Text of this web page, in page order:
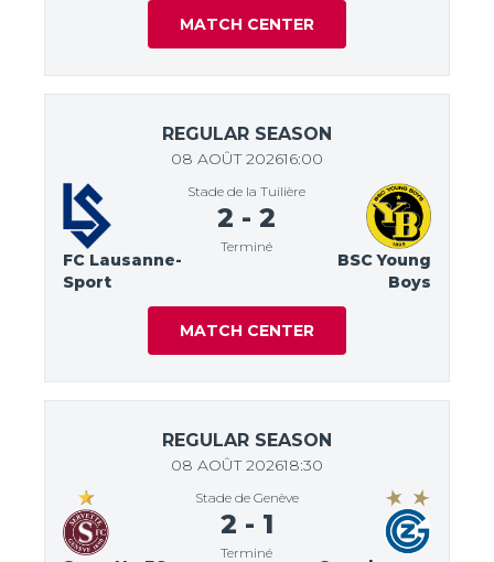
MATCH CENTER
REGULAR SEASON
08 AOÛT 202616:00
FC Lausanne-
Sport
Stade de la Tuilière
2 -2
Terminé
BSC Young
Boys
MATCH CENTER
REGULAR SEASON
08 AOÛT 202618:30
Stade de Genève
2 - 1
Terminé